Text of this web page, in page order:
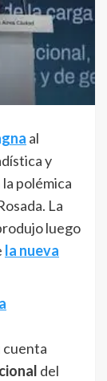
al
y
polémica
La
luego
la nueva
cuenta
del